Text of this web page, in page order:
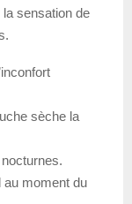
sensation de
sèche la
au moment du